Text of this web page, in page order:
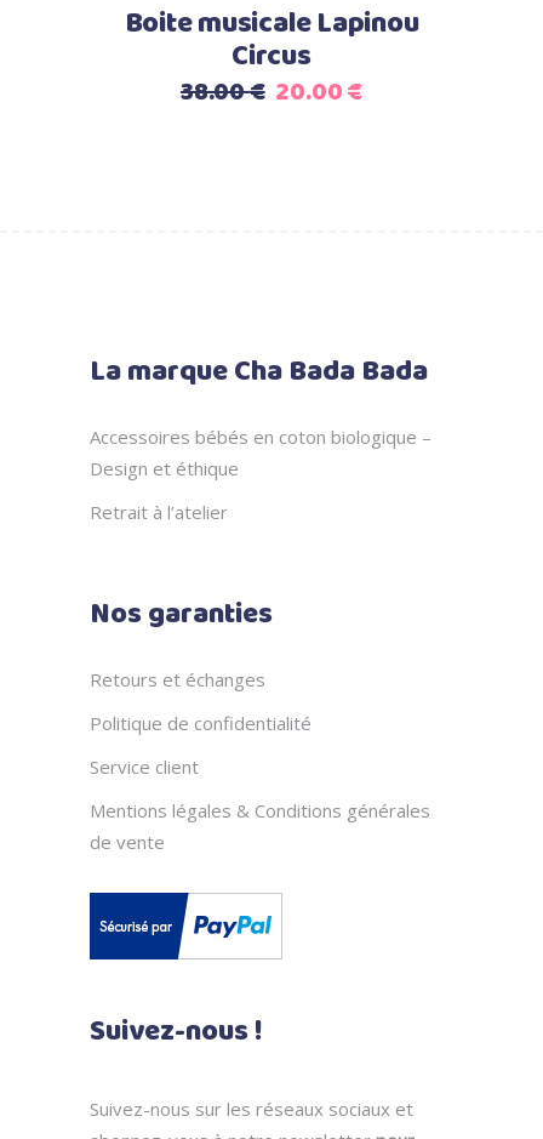
Boite musicale Lapinou
Circus
38.00€ Le
20.00€Le
La marque Cha Bada Bada
Accessoires bébés en coton biologique –
Design et éthique
Retrait à l’atelier
Nos garanties
Retours et échanges
Politique de confidentialité
Service client
Mentions légales & Conditions générales
de vente
Suivez-nous !
Suivez-nous sur les réseaux sociaux et